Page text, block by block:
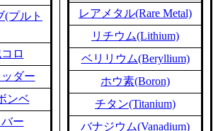
(プルト
ロ
ダー
ンベ
ー
レアメタル(Rare Metal)
リチウム(Lithium)
ベリリウム(Beryllium)
ホウ素(Boron)
チタン(Titanium)
バナジウム(Vanadium)